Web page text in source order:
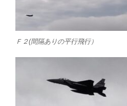
Ｆ２(間隔ありの平行飛行）